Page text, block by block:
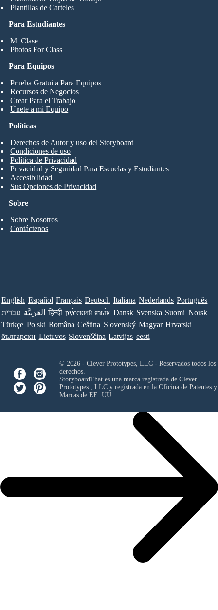
Para Estudiantes
Mi Clase
Photos For Class
Plantillas de Carteles
Para Equipos
Prueba Gratuita Para Equipos
Recursos de Negocios
Crear Para el Trabajo
Únete a mi Equipo
Sobre
Sobre Nosotros
Contáctenos
Políticas
Derechos de Autor y uso del Storyboard
Condiciones de uso
Política de Privacidad
Privacidad y Seguridad Para Escuelas y Estudiantes
Accesibilidad
Sus Opciones de Privacidad
English Español Français Deutsch Italiana Nederlands Português
עברית العَرَبِيَّة हिन्दी ру́сский язы́к Dansk Svenska Suomi Norsk
Türkçe Polski Româna Ceština Slovenský Magyar Hrvatski
български Lietuvos Slovenščina Latvijas eesti
© 2026 - Clever Prototypes, LLC - Reservados todos los
derechos.
StoryboardThat es una marca registrada de Clever
Prototypes , LLCy registrada en la Oficina de Patentes y
Marcas de EE. UU.